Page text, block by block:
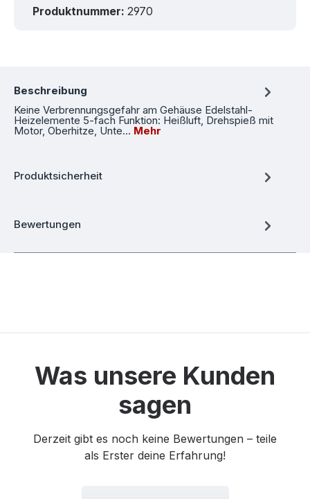
Produktnummer: 2970
Beschreibung
Keine Verbrennungsgefahr am Gehäuse Edelstahl-
Heizelemente 5-fach Funktion: Heißluft, Drehspieß mit
Motor, Oberhitze, Unte… Mehr
Produktsicherheit
Bewertungen
Was unsere Kunden
sagen
Derzeit gibt es noch keine Bewertungen – teile
als Erster deine Erfahrung!